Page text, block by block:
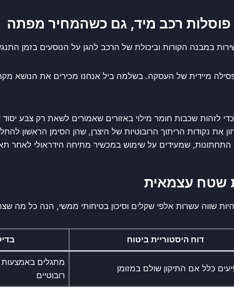
פוסלות רכב מיד, גם כשהמחיר מפתה
במבנה הקורות וביכולת של הרכב להגן על הנוסעים בזמן
לזהות שכבות חומר מילוי באזורים שאמורים לשאת רק צבע
את נקודות הריתוך הרובוטיות של היצרן, שהן הסימן הראשון
התחתונות, שמעידים על שימוש במכשיר מתיחה הידראולי לאחר
שטח עצמאית
שווה עשרות אלפי שקלים וסיכון בטיחותי ממשי, הנה כל מה
דוח היסטוריית ביטוח
כלל אם התיקון שולם במזומן
מתגלים באמצעות
רובוטיים